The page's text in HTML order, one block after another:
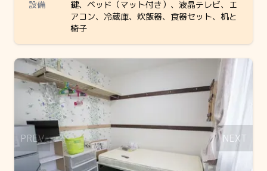
設備
鍵、ベッド（マット付き）、液晶テレビ、エ
アコン、冷蔵庫、炊飯器、食器セット、机と
椅子
Slide 1 of 1
PREV NEXT